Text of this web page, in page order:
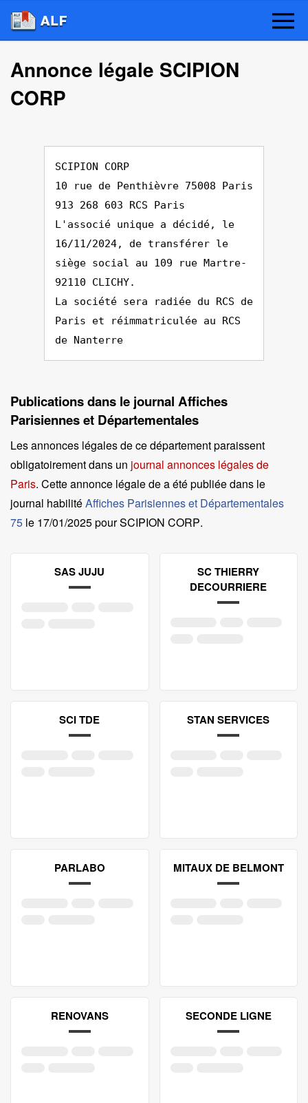
Annonce légale SCIPION
CORP
SCIPION CORP
10 rue de Penthièvre 75008 Paris
913 268 603 RCS Paris
L'associé unique a décidé, le
16/11/2024, de transférer le
siège social au 109 rue Martre-
92110 CLICHY.
La société sera radiée du RCS de
Paris et réimmatriculée au RCS
de Nanterre
Publications dans le journal Affiches
Parisiennes et Départementales
Les annonces légales de ce département paraissent
obligatoirement dans un journal annonces légales de
Paris. Cette annonce légale de a été publiée dans le
journal habilitéAffiches Parisiennes et Départementales
75 le 17/01/2025 pour SCIPION CORP.
SAS JUJU
SC THIERRY
DECOURRIERE
SCI TDE STAN SERVICES
PARLABO MITAUX DE BELMONT
RENOVANS SECONDE LIGNE